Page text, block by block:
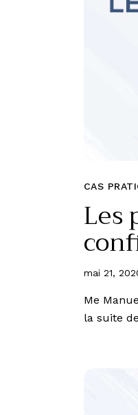
CAS
Les
mai 21,
Me
la suite